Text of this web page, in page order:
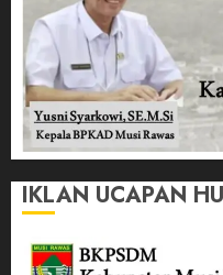
IKLAN UCAPAN